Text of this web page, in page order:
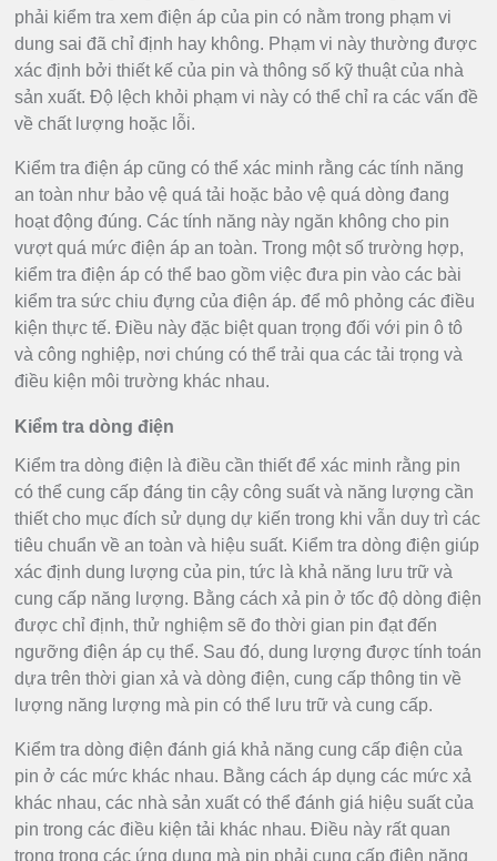
phải kiểm tra xem điện áp của pin có nằm trong phạm vi
dung sai đã chỉ định hay không. Phạm vi này thường được
xác định bởi thiết kế của pin và thông số kỹ thuật của nhà
sản xuất. Độ lệch khỏi phạm vi này có thể chỉ ra các vấn đề
về chất lượng hoặc lỗi.
Kiểm tra điện áp cũng có thể xác minh rằng các tính năng
an toàn như bảo vệ quá tải hoặc bảo vệ quá dòng đang
hoạt động đúng. Các tính năng này ngăn không cho pin
vượt quá mức điện áp an toàn. Trong một số trường hợp,
kiểm tra điện áp có thể bao gồm việc đưa pin vào các bài
kiểm tra sức chiu đựng của điện áp. để mô phỏng các điều
kiện thực tế. Điều này đặc biệt quan trọng đối với pin ô tô
và công nghiệp, nơi chúng có thể trải qua các tải trọng và
điều kiện môi trường khác nhau.
Kiểm tra dòng điện
Kiểm tra dòng điện là điều cần thiết để xác minh rằng pin
có thể cung cấp đáng tin cậy công suất và năng lượng cần
thiết cho mục đích sử dụng dự kiến trong khi vẫn duy trì các
tiêu chuẩn về an toàn và hiệu suất. Kiểm tra dòng điện giúp
xác định dung lượng của pin, tức là khả năng lưu trữ và
cung cấp năng lượng. Bằng cách xả pin ở tốc độ dòng điện
được chỉ định, thử nghiệm sẽ đo thời gian pin đạt đến
ngưỡng điện áp cụ thể. Sau đó, dung lượng được tính toán
dựa trên thời gian xả và dòng điện, cung cấp thông tin về
lượng năng lượng mà pin có thể lưu trữ và cung cấp.
Kiểm tra dòng điện đánh giá khả năng cung cấp điện của
pin ở các mức khác nhau. Bằng cách áp dụng các mức xả
khác nhau, các nhà sản xuất có thể đánh giá hiệu suất của
pin trong các điều kiện tải khác nhau. Điều này rất quan
trọng trong các ứng dụng mà pin phải cung cấp điện năng